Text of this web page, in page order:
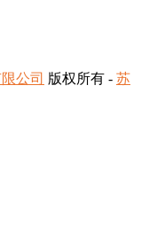
公司 版权所有 - 苏